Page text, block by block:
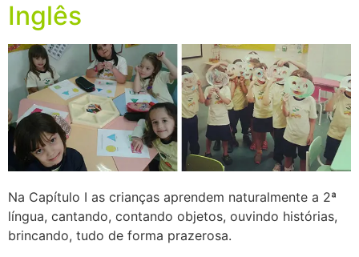
Inglês
Na Capítulo I as crianças aprendem naturalmente a 2ª
língua, cantando, contando objetos, ouvindo histórias,
brincando, tudo de forma prazerosa.